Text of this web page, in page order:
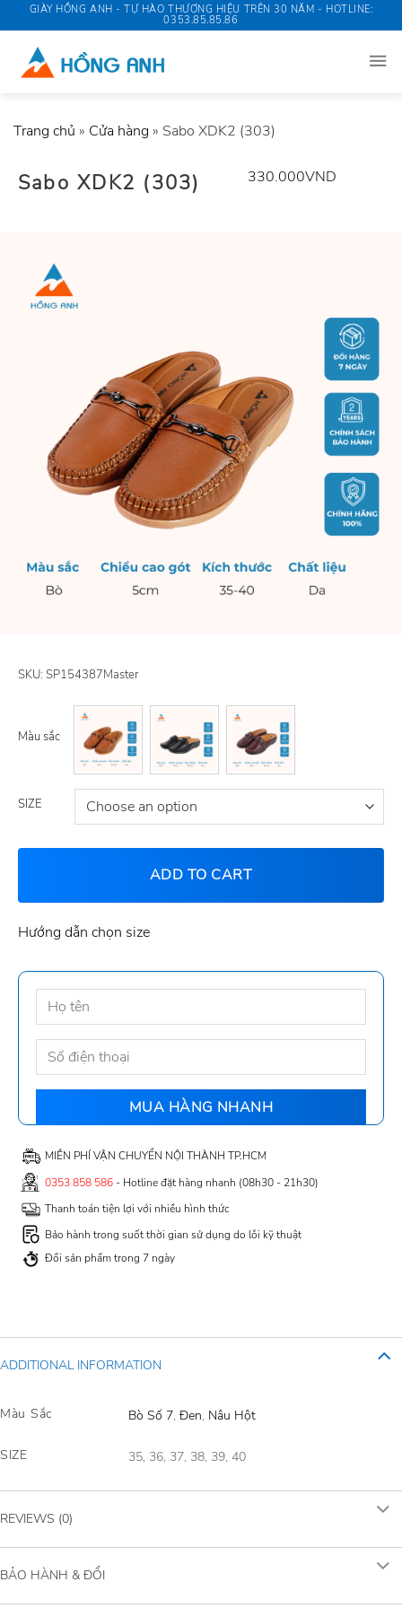
to
content
GIÀY HỒNG ANH - TỰ HÀO THƯƠNG HIỆU TRÊN 30 NĂM - HOTLINE:
0353.85.85.86
Trang chủ » Cửa hàng » Sabo XDK2 (303)
Sabo XDK2 (303) 330.000VND
SKU: SP154387Master
Màu sắc
SIZE
ADD TO CART
Hướng dẫn chọn size
MIỄN PHÍ VẬN CHUYỂN NỘI THÀNH TP.HCM
0353 858 586- Hotline đặt hàng nhanh (08h30 - 21h30)
Thanh toán tiện lợi với nhiều hình thức
Bảo hành trong suốt thời gian sử dụng do lỗi kỹ thuật
Đổi sản phẩm trong 7 ngày
ADDITIONAL INFORMATION
Màu Sắc Bò Số 7,Đen, Nâu Hột
SIZE 35, 36, 37, 38, 39, 40
REVIEWS (0)
BẢO HÀNH & ĐỔI